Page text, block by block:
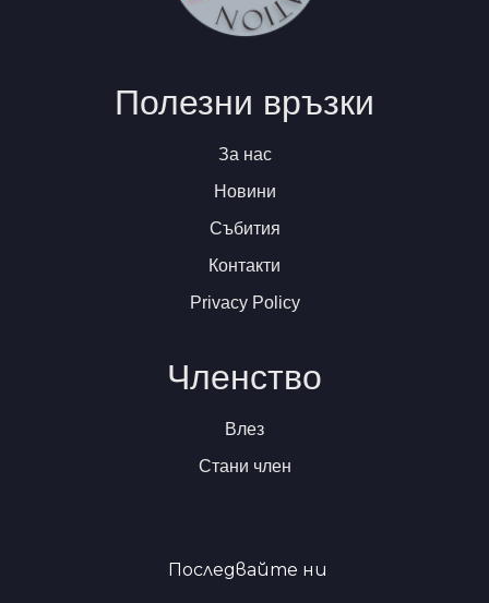
Полезни връзки
За нас
Новини
Събития
Контакти
Privacy Policy
Членство
Влез
Стани член
Последвайте ни